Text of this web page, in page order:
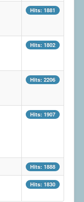
Hits: 1881
Hits: 1802
Hits: 2206
Hits: 1907
Hits: 1888
Hits: 1830